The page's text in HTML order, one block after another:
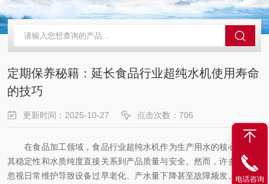
定期保养秘籍：延长食品行业超纯水机使用寿命
的技巧
更新时间：2025-10-27 点击次数：706
在食品加工领域，食品行业超纯水机作为生产用水的核心设备，
其稳定性和水质纯度直接关系到产品质量与安全。然而，许多企业因
忽视日常维护导致设备过早老化、产水量下降甚至故障频发。本文将
电话咨询